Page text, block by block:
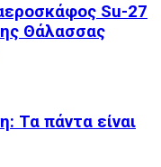
Su-27
Θάλασσας
Τα πάντα είναι